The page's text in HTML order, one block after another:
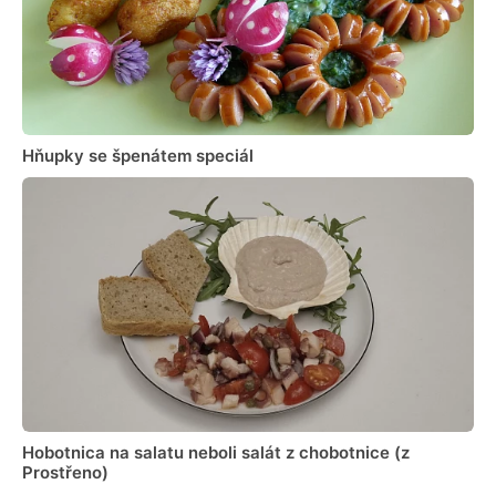
Hňupky se špenátem speciál
Hobotnica na salatu neboli salát z chobotnice (z
Prostřeno)